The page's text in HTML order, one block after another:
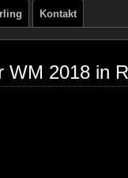
Kontakt
WM 2018 in